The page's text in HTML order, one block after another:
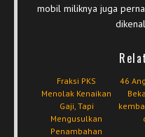
mobil miliknya juga
Fraksi PKS
Menolak Kenaikan
Gaji, Tapi
Mengusulkan
Penambahan
46